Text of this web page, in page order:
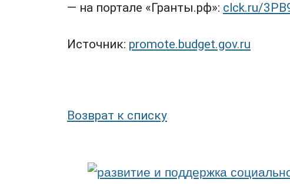
— на портале «Гранты.рф»: clck.ru/
Источник: promote.budget.gov.ru
Возврат к списку